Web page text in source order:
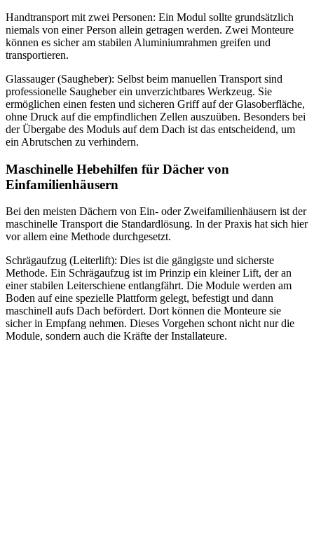
Handtransport mit zwei Personen: Ein Modul sollte grundsätzlich
niemals von einer Person allein getragen werden. Zwei Monteure
können es sicher am stabilen Aluminiumrahmen greifen und
transportieren.
Glassauger (Saugheber): Selbst beim manuellen Transport sind
professionelle Saugheber ein unverzichtbares Werkzeug. Sie
ermöglichen einen festen und sicheren Griff auf der Glasoberfläche,
ohne Druck auf die empfindlichen Zellen auszuüben. Besonders bei
der Übergabe des Moduls auf dem Dach ist das entscheidend, um
ein Abrutschen zu verhindern.
Maschinelle Hebehilfen für Dächer von
Einfamilienhäusern
Bei den meisten Dächern von Ein- oder Zweifamilienhäusern ist der
maschinelle Transport die Standardlösung. In der Praxis hat sich hier
vor allem eine Methode durchgesetzt.
Schrägaufzug (Leiterlift): Dies ist die gängigste und sicherste
Methode. Ein Schrägaufzug ist im Prinzip ein kleiner Lift, der an
einer stabilen Leiterschiene entlangfährt. Die Module werden am
Boden auf eine spezielle Plattform gelegt, befestigt und dann
maschinell aufs Dach befördert. Dort können die Monteure sie
sicher in Empfang nehmen. Dieses Vorgehen schont nicht nur die
Module, sondern auch die Kräfte der Installateure.